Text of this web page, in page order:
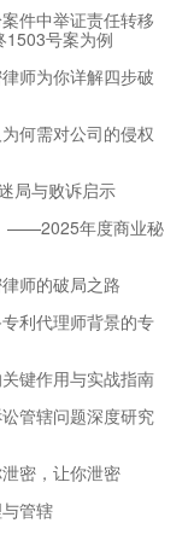
件中举证责任转移
号案为例
师为你详解四步破
何需对公司的侵权
局与败诉启示
——2025年度商业秘
师的破局之路
利代理师背景的专
键作用与实战指南
管辖问题深度研究
密，让你泄密
管辖